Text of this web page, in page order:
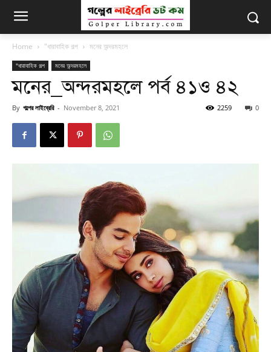
Home "ধারাবাহিক গল্প মনের অন্দরমহলে
"ধারাবাহিক গল্প মনের অন্দরমহলে
মনের_অন্দরমহলে পর্ব ৪১ও ৪২
By গল্পের লাইব্রেরি - November 8, 2021 0
2259